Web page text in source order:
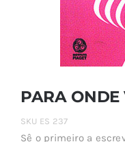
PARA ONDE
SKU ES 237
Sê o primeiro a